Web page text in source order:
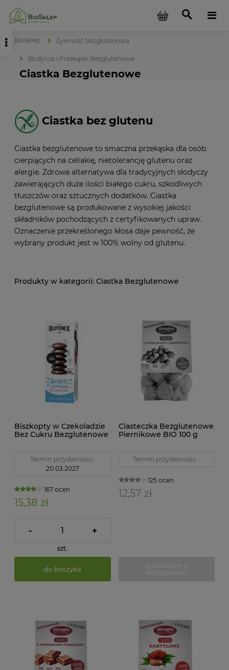
Biosklep Żywność bezglutenowa
Słodycze i Przekąski Bezglutenowe
Ciastka Bezglutenowe
Ciastka bez glutenu
Ciastka bezglutenowe to smaczna przekąska dla osób
cierpiących na celiakię, nietolerancję glutenu oraz
alergie. Zdrowa alternatywa dla tradycyjnych słodyczy
zawierających duże ilości białego cukru, szkodliwych
tłuszczów oraz sztucznych dodatków. Ciastka
bezglutenowe są produkowane z wysokiej jakości
składników pochodzących z certyfikowanych upraw.
Oznaczenie przekreślonego kłosa daje pewność, że
wybrany produkt jest w 100% wolny od glutenu.
Ciastka Bezglutenowe
Biszkopty w Czekoladzie
Bez Cukru Bezglutenowe
Termin przydatności:
20.03.2027
167 ocen
15,38 zł
- +
szt.
do koszyka
Ciasteczka Bezglutenowe
Piernikowe BIO 100 g
Termin przydatności: .
125 ocen
12,57 zł